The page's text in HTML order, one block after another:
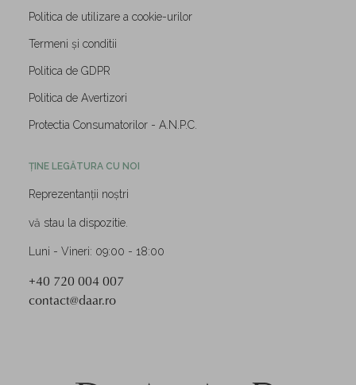
Politica de utilizare a cookie-urilor
Termeni și conditii
Politica de GDPR
Politica de Avertizori
Protectia Consumatorilor - A.N.P.C.
ȚINE LEGĂTURA CU NOI
Reprezentanții noștri
vă stau la dispozitie.
Luni - Vineri: 09:00 - 18:00
+40 720 004 007
contact@daar.ro